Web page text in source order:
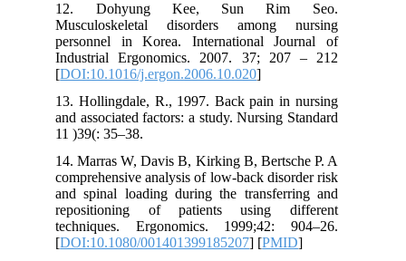
12. Dohyung Kee, Sun
Musculoskeletal disorders among
personnel in Korea. International
Industrial Ergonomics. 2007. 37;
[DOI:10.1016/j.ergon.2006.10.020
13. Hollingdale, R., 1997. Back pain
and associated factors: a study. Nursing
14. Marras W, Davis B, Kirking B,
comprehensive analysis of low-back
and spinal loading during the
repositioning of patients using
techniques. Ergonomics. 1999;42:
[DOI:10.1080/001401399185207